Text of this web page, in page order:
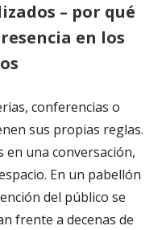
– por qué
en los
conferencias o
sus propias reglas.
en una conversación,
En un pabellón
del público se
frente a decenas de